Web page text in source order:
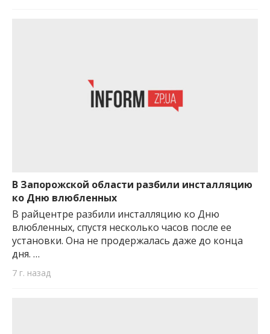
В Запорожской области разбили инсталляцию
ко Дню влюбленных
В райцентре разбили инсталляцию ко Дню
влюбленных, спустя несколько часов после ее
установки. Она не продержалась даже до конца
дня. …
7 г. назад